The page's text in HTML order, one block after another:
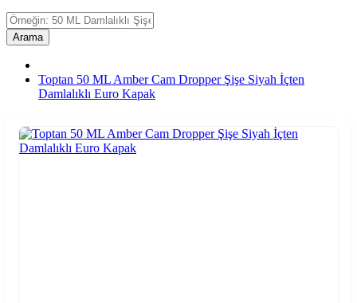
Arama
Toptan 50 ML Amber Cam Dropper Şişe Siyah İçten
Damlalıklı Euro Kapak